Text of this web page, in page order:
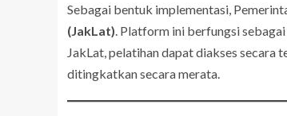
Sebagai bentuk implementasi,
(JakLat) . Platform ini berfungsi
JakLat, pelatihan dapat diakses
ditingkatkan secara merata.